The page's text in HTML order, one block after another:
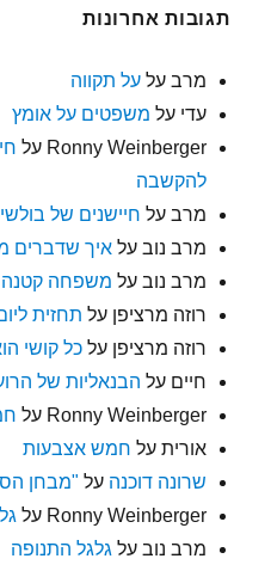
תגובות אחרונות
מרב עלעל תקווה
עדי על משפטים על אומץ
Ronny Weinberger על
להקשבה
מרב על חיישנים של
מרב נוב עלאיך שדברים
מרב נוב על משפחה קטנה
רוזה מרציפן על תחזית
רוזה מרציפן עלכל קושי
חיים על הבנאליות של
Ronny Weinberger על
אורית על חמש אצבעות
שרונה דוכנה על "מבחן
Ronny Weinberger על
מרב נוב על גלגל התנופה